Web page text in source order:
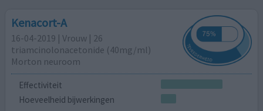
Kenacort-A
16-04-2019 | Vrouw | 26
triamcinolonacetonide (40mg/ml)
Morton neuroom
Effectiviteit
Hoeveelheid bijwerkingen